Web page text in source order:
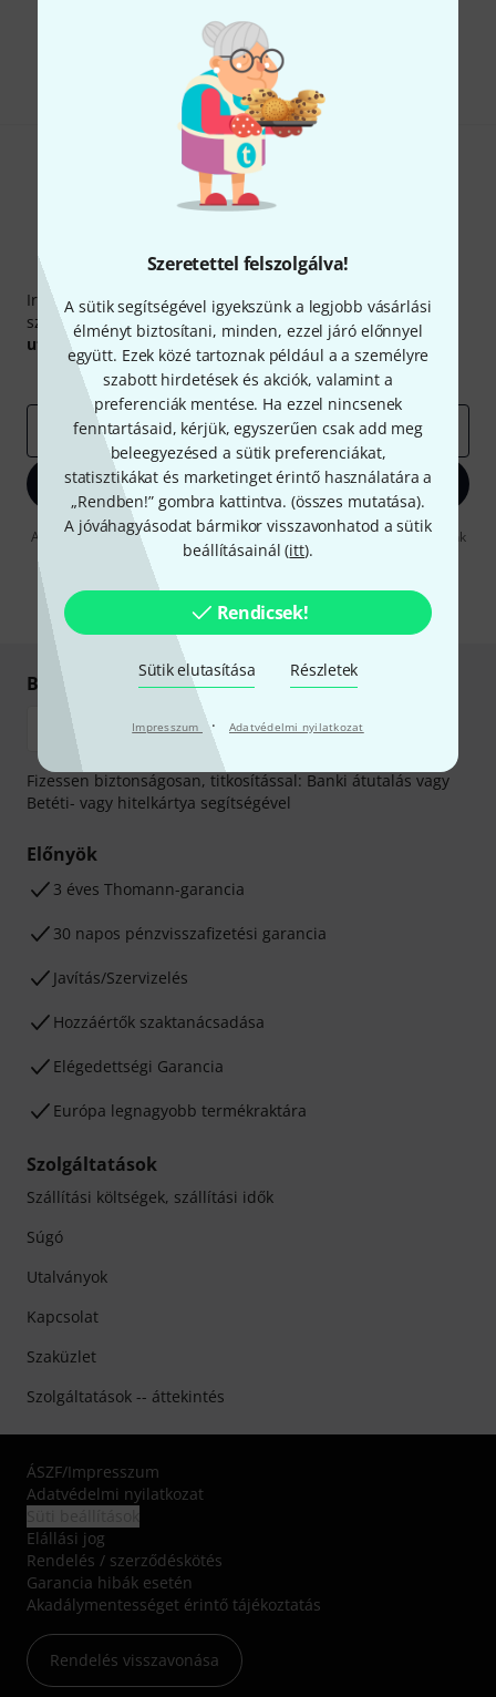
Szeretettel felszolgálva!
A sütik segítségével igyekszünk a legjobb vásárlási
élményt biztosítani, minden, ezzel járó előnnyel
együtt. Ezek közé tartoznak például a a személyre
szabott hirdetések és akciók, valamint a
preferenciák mentése. Ha ezzel nincsenek
fenntartásaid, kérjük, egyszerűen csak add meg
beleegyezésed a sütik preferenciákat,
statisztikákat és marketinget érintő használatára a
„Rendben!” gombra kattintva. (összes mutatása).
A jóváhagyásodat bármikor visszavonhatod a sütik
beállításainál (itt).
Rendicsek!
Sütik elutasítása Részletek
Impresszum · Adatvédelmi nyilatkozat
Súgó & Visszajelzések
Thomann hírlevél
Iratkozz fel a Thomann angol nyelvű hírlevelére, és kis
szerencsével megnyerheted a
50 egyenként 50 € értékű
utalványegyikét.
Inspiráló gondolatok
Akciók Thomann
e-mail cím*
Bejelentkezés
A "Bejelentkezés" gombra kattintva elfogadja, hogy e-mailben küldjünk
önnek hirdetéseket. Bármikor leiratkozhat erről. A hírlevélről további
információkat az
* Kitöltés kötelező
Biztonságos vásárlás és fizetés
Fizessen biztonságosan, titkosítással: Banki átutalás vagy
Betéti- vagy hitelkártya segítségével
Előnyök
3 éves Thomann-garancia
30 napos pénzvisszafizetési garancia
Javítás/Szervizelés
Hozzáértők szaktanácsadása
Elégedettségi Garancia
Európa legnagyobb termékraktára
Szolgáltatások
Szállítási költségek, szállítási idők
Súgó
Utalványok
Kapcsolat
Szaküzlet
Szolgáltatások -- áttekintés
ÁSZF/Impresszum
Adatvédelmi nyilatkozat
Elállási jog
Rendelés / szerződéskötés
Garancia hibák esetén
Akadálymentességet érintő tájékoztatás
Rendelés visszavonása